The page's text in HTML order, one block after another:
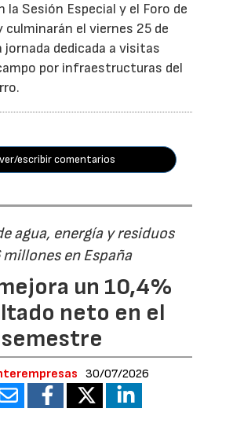
la Sesión Especial y el Foro de
culminarán el viernes 25 de
jornada dedicada a visitas
por infraestructuras del
ver/escribir comentarios
agua, energía y residuos
en España
un 10,4%
neto en el
30/07/2026